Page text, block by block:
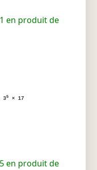
en produit de
35 × 17
en produit de